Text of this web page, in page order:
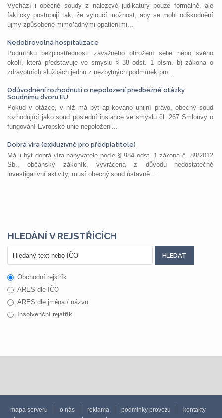
Vychází-li obecné soudy z nálezové judikatury pouze formálně, ale
fakticky postupují tak, že vyloučí možnost, aby se mohl odškodnění
újmy způsobené mimořádnými opatřeními...
Nedobrovolná hospitalizace
Podmínku bezprostřednosti závažného ohrožení sebe nebo svého
okolí, která představuje ve smyslu § 38 odst. 1 písm. b) zákona o
zdravotních službách jednu z nezbytných podmínek pro...
Odůvodnění rozhodnutí o nepoložení předběžné otázky
Soudnímu dvoru EU
Pokud v otázce, v níž má být aplikováno unijní právo, obecný soud
rozhodující jako soud poslední instance ve smyslu čl. 267 Smlouvy o
fungování Evropské unie nepoložení...
Dobrá víra (exkluzivně pro předplatitele)
Má-li být dobrá víra nabyvatele podle § 984 odst. 1 zákona č. 89/2012
Sb., občanský zákoník, vyvrácena z důvodu nedostatečné
investigativní aktivity, musí obecný soud ústavně...
HLEDÁNÍ V REJSTŘÍCÍCH
Obchodní rejstřík
ARES dle IČO
ARES dle jména / názvu
Insolvenční rejstřík
mapa serveru o nás reklama podmínky provozu
kontakty